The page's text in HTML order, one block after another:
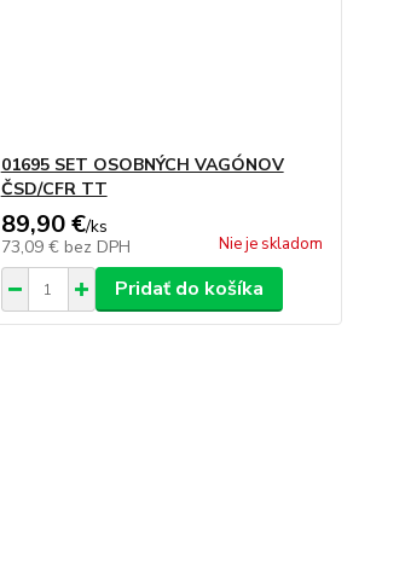
01695 SET OSOBNÝCH VAGÓNOV
ČSD/CFR TT
89,90 €/ks
73,09 € bez DPH Nie je skladom
Pridať do košíka